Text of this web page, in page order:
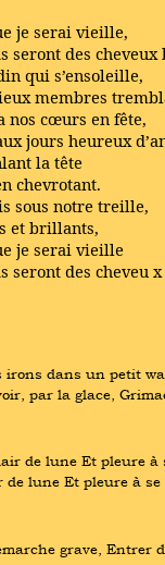
je serai vieille,
seront des cheveux
qui s’ensoleille,
membres
nos cœurs en fête,
jours heureux
la tête
chevrotant.
sous notre treille,
et brillants,
je serai vieille
seront des cheveu
irons dans un petit
par la glace,
de lune Et pleure
lune Et pleure à
grave, Entrer